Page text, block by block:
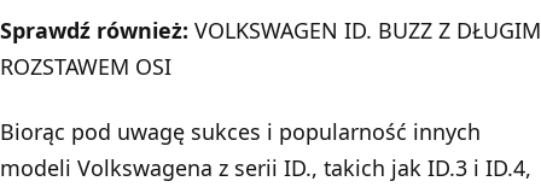
Sprawdź również: VOLKSWAGEN ID. BUZZ Z DŁUGIM
ROZSTAWEM OSI
Biorąc pod uwagę sukces i popularność innych
modeli Volkswagena z serii ID., takich jak ID.3 i ID.4,